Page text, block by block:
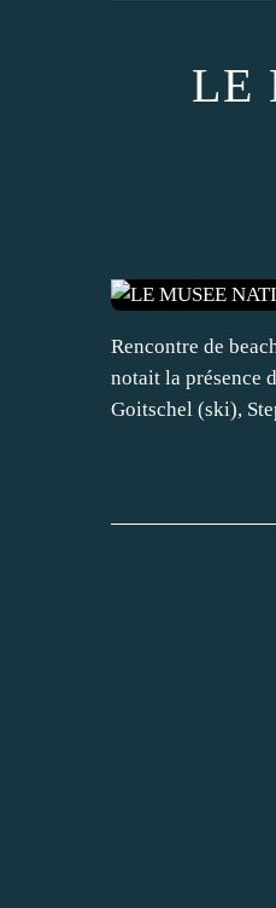
LE
Rencontre de
notait la présence
Goitschel (ski),